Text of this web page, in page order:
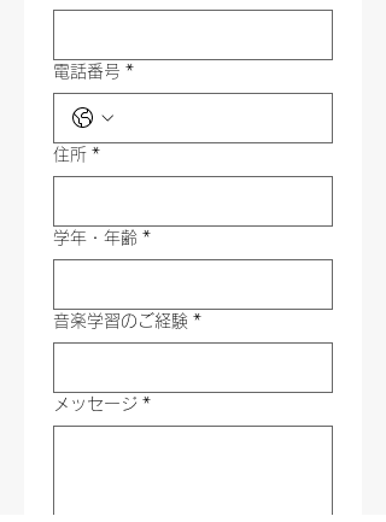
電話番号 *
住所 *
学年・年齢 *
音楽学習のご経験 *
メッセージ *